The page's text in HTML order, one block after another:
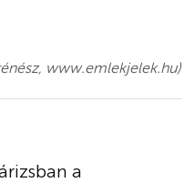
www.emlekjelek.hu)
a